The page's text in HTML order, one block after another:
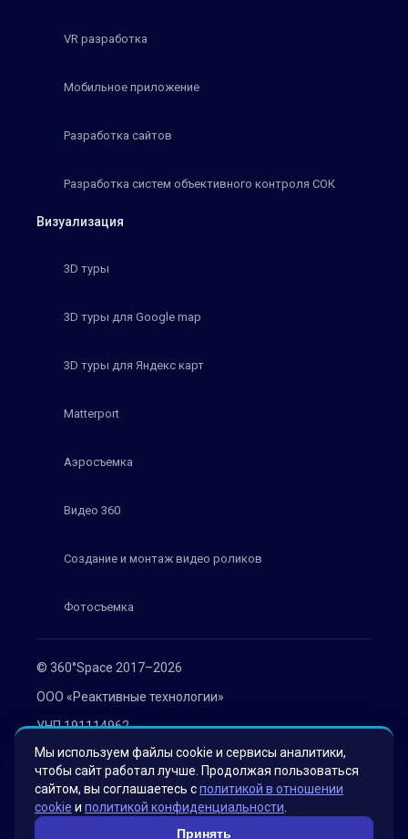
© 360°Space 2017–2026
ООО «Реактивные технологии»
УНП 191114962
г. Минск, ул. Мележа 1, офис 402
Политика конфиденциальности
Согласие на обработку персональных данных
VR разработка
Мобильное приложение
Разработка сайтов
Разработка систем объективного контроля СОК
Визуализация
3D туры
3D туры для Google map
3D туры для Яндекс карт
Matterport
Аэросъемка
Видео 360
Создание и монтаж видео роликов
Фотосъемка
Мы используем файлы cookie и сервисы аналитики,
чтобы сайт работал лучше. Продолжая пользоваться
сайтом, вы соглашаетесь сполитикой в отношении
cookie и политикой конфиденциальности
Принять